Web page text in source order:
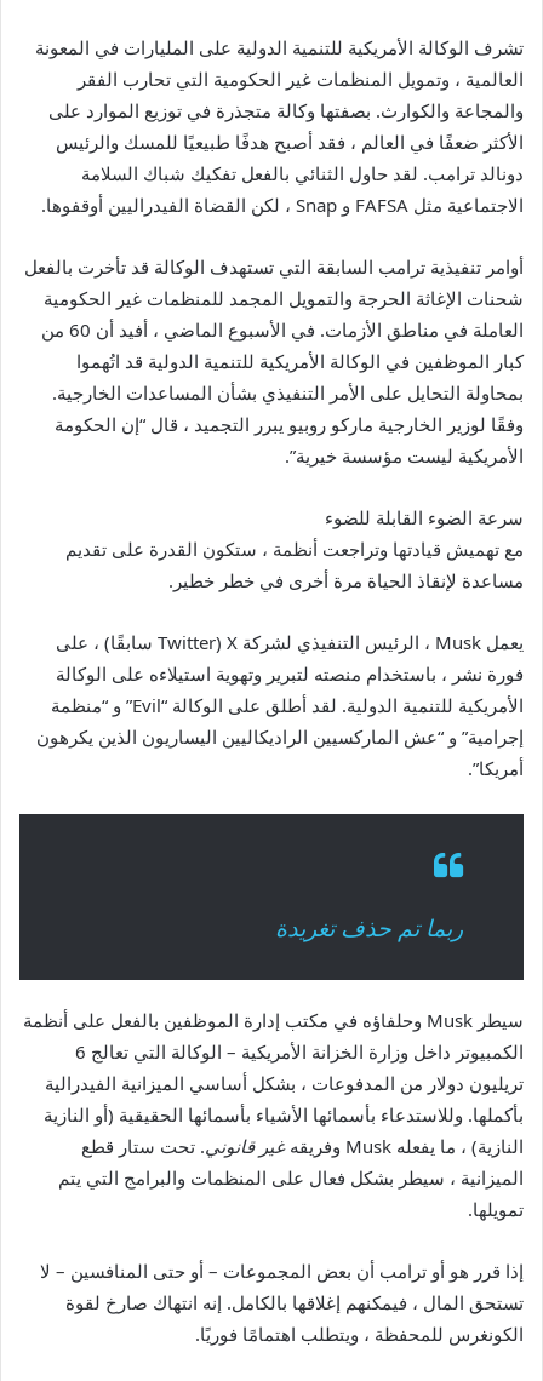
تشرف الوكالة الأمريكية للتنمية الدولية على المليارات في المعونة
العالمية ، وتمويل المنظمات غير الحكومية التي تحارب الفقر
والمجاعة والكوارث. بصفتها وكالة متجذرة في توزيع الموارد على
الأكثر ضعفًا في العالم ، فقد أصبح هدفًا طبيعيًا للمسك والرئيس
دونالد ترامب. لقد حاول الثنائي بالفعل تفكيك شباك السلامة
الاجتماعية مثل FAFSA و Snap ، لكن القضاة الفيدراليين أوقفوها.
أوامر تنفيذية ترامب السابقة التي تستهدف الوكالة قد تأخرت بالفعل
شحنات الإغاثة الحرجة والتمويل المجمد للمنظمات غير الحكومية
العاملة في مناطق الأزمات. في الأسبوع الماضي ، أفيد أن 60 من
كبار الموظفين في الوكالة الأمريكية للتنمية الدولية قد اتُهموا
بمحاولة التحايل على الأمر التنفيذي بشأن المساعدات الخارجية.
وفقًا لوزير الخارجية ماركو روبيو يبرر التجميد ، قال “إن الحكومة
الأمريكية ليست مؤسسة خيرية”.
سرعة الضوء القابلة للضوء
مع تهميش قيادتها وتراجعت أنظمة ، ستكون القدرة على تقديم
مساعدة لإنقاذ الحياة مرة أخرى في خطر خطير.
يعمل Musk ، الرئيس التنفيذي لشركة X (Twitter سابقًا) ، على
فورة نشر ، باستخدام منصته لتبرير وتهوية استيلاءه على الوكالة
الأمريكية للتنمية الدولية. لقد أطلق على الوكالة “Evil” و “منظمة
إجرامية” و “عش الماركسيين الراديكاليين اليساريون الذين يكرهون
أمريكا”.
ربما تم حذف تغريدة
سيطر Musk وحلفاؤه في مكتب إدارة الموظفين بالفعل على أنظمة
الكمبيوتر داخل وزارة الخزانة الأمريكية – الوكالة التي تعالج 6
تريليون دولار من المدفوعات ، بشكل أساسي الميزانية الفيدرالية
بأكملها. وللاستدعاء بأسمائها الأشياء بأسمائها الحقيقية (أو النازية
النازية) ، ما يفعله Musk وفريقه
غير قانوني. تحت ستار قطع
الميزانية ، سيطر بشكل فعال على المنظمات والبرامج التي يتم
تمويلها.
إذا قرر هو أو ترامب أن بعض المجموعات – أو حتى المنافسين – لا
تستحق المال ، فيمكنهم إغلاقها بالكامل. إنه انتهاك صارخ لقوة
الكونغرس للمحفظة ، ويتطلب اهتمامًا فوريًا.